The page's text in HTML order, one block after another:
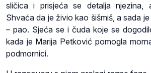
sličica i prisjeća se detalja njezina,
Shvaća da je živio kao šišmiš, a sada
– pao. Sjeća se i čuda koje se
kada je Marija Petković pomogla
podmornici.